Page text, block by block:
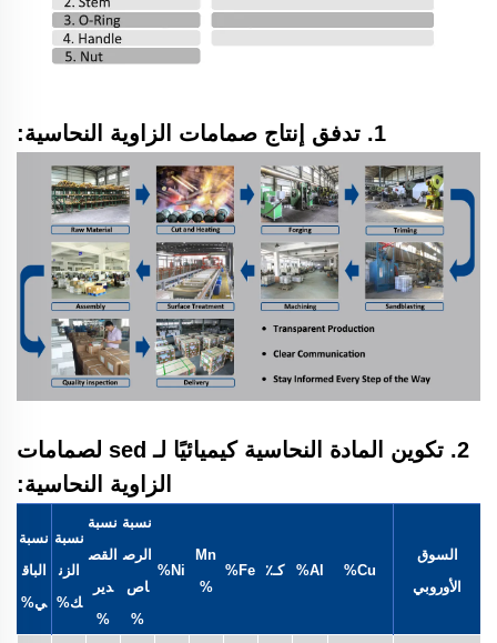
1. تدفق إنتاج صمامات الزاوية النحاسية:
2. تكوين المادة النحاسية كيميائيًا لـ sed لصمامات
الزاوية النحاسية:
السوق
الأوروبي
Cu%
Al% كـ٪ Fe%
Mn
%
Ni%
نسبة
الرص
اص
%
نسبة
القص
دير
%
نسبة
الزن
ك%
نسبة
الباق
ي%